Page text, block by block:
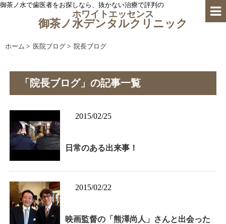
御茶ノ水で歯医者をお探しなら、抜かない治療で評判の
ホワイトエッセンス
御茶ノ水デンタルクリニック
ホーム > 医院ブログ > 院長ブログ
「院長ブログ」の記事一覧
2015/02/25
日常のある出来事！
2015/02/22
映画監督の「熊澤尚人」さんと出会った